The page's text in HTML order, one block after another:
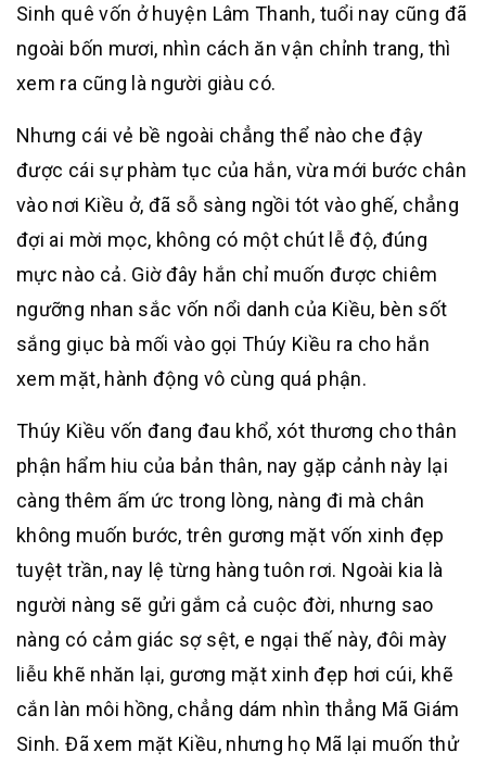
Sinh quê vốn ở huyện Lâm Thanh, tuổi nay cũng đã
ngoài bốn mươi, nhìn cách ăn vận chỉnh trang, thì
xem ra cũng là người giàu có.
Nhưng cái vẻ bề ngoài chẳng thể nào che đậy
được cái sự phàm tục của hắn, vừa mới bước chân
vào nơi Kiều ở, đã sỗ sàng ngồi tót vào ghế, chẳng
đợi ai mời mọc, không có một chút lễ độ, đúng
mực nào cả. Giờ đây hắn chỉ muốn được chiêm
ngưỡng nhan sắc vốn nổi danh của Kiều, bèn sốt
sắng giục bà mối vào gọi Thúy Kiều ra cho hắn
xem mặt, hành động vô cùng quá phận.
Thúy Kiều vốn đang đau khổ, xót thương cho thân
phận hẩm hiu của bản thân, nay gặp cảnh này lại
càng thêm ấm ức trong lòng, nàng đi mà chân
không muốn bước, trên gương mặt vốn xinh đẹp
tuyệt trần, nay lệ từng hàng tuôn rơi. Ngoài kia là
người nàng sẽ gửi gắm cả cuộc đời, nhưng sao
nàng có cảm giác sợ sệt, e ngại thế này, đôi mày
liễu khẽ nhăn lại, gương mặt xinh đẹp hơi cúi, khẽ
cắn làn môi hồng, chẳng dám nhìn thẳng Mã Giám
Sinh. Đã xem mặt Kiều, nhưng họ Mã lại muốn thử